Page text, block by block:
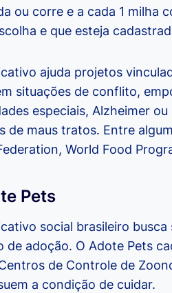
ou corre e a cada 1 milha
e que esteja
ajuda projetos
situações de conflito,
especiais, Alzheimer
de maus tratos. Entre
World Food
Pets
social brasileiro busca
de adoção. O Adote Pets
de Controle de
a condição de cuidar.